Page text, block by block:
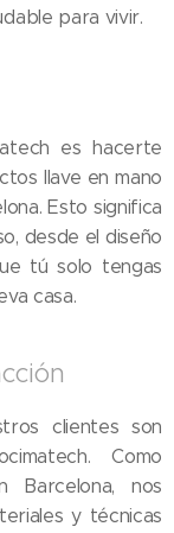
para vivir.
es hacerte
llave en mano
Esto significa
desde el diseño
tú solo tengas
casa.
clientes son
Como
Barcelona, nos
y técnicas